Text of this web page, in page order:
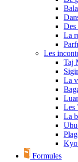
Des
La
Les
Taj
La
Les
La
Formules